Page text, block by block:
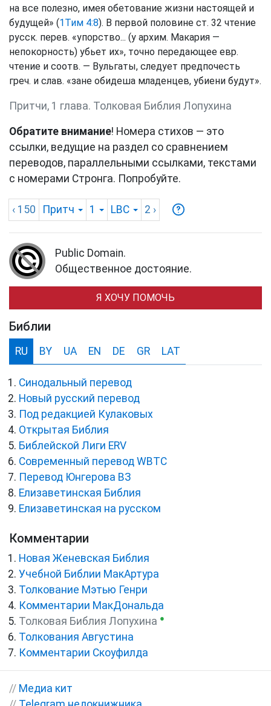
на все полезно, имея обетование жизни настоящей и
будущей» (1Тим 4:8). В первой половине ст. 32 чтение
русск. перев. «упорство... (у архим. Макария —
непокорность) убьет их», точно передающее евр.
чтение и соотв. — Вульгаты, следует предпочесть
греч. и слав. «зане обидеша младенцев, убиени будут».
Притчи, 1 глава. Толковая Библия Лопухина
Обратите внимание! Номера стихов — это
ссылки, ведущие на раздел со сравнением
переводов, параллельными ссылками, текстами
с номерами Стронга. Попробуйте.
‹ 150 Притч 1 LBC 2 ›
Public Domain.
Общественное достояние.
Я ХОЧУ ПОМОЧЬ
Библии
RU BY UA EN DE GR LAT
Синодальный перевод
Новый русский перевод
Под редакцией Кулаковых
Открытая Библия
Библейской Лиги ERV
Cовременный перевод WBTC
Перевод Юнгерова ВЗ
Елизаветинская Библия
Елизаветинская на русском
Комментарии
Новая Женевская Библия
Учебной Библии МакАртура
Толкование Мэтью Генри
Комментарии МакДональда
Толковая Библия Лопухина ●
Толкования Августина
Комментарии Скоуфилда
// Медиа кит